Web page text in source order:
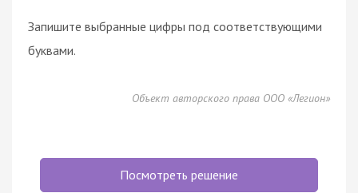
Запишите выбранные цифры под соответствующими
буквами.
Объект авторского права ООО «Легион»
Посмотреть решение